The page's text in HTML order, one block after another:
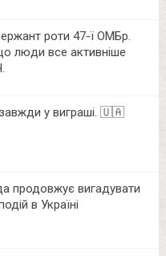
роти 47-ї ОМБр.
люди все активніше
у виграші. 🇺🇦
продовжує вигадувати
в Україні